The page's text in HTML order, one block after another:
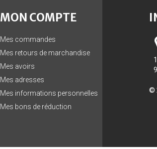
MON COMPTE
Mes commandes
Mes retours de marchandise
Mes avoirs
Mes adresses
Mes informations personnelles
Mes bons de réduction
©